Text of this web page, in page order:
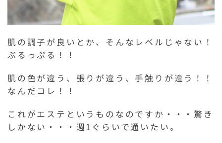
肌の調子が良いとか、そんなレベルじゃない！
ぷるっぷる！！
肌の色が違う、張りが違う、手触りが違う！！
なんだコレ！！
これがエステというものなのですか・・・驚き
しかない・・・週1ぐらいで通いたい。